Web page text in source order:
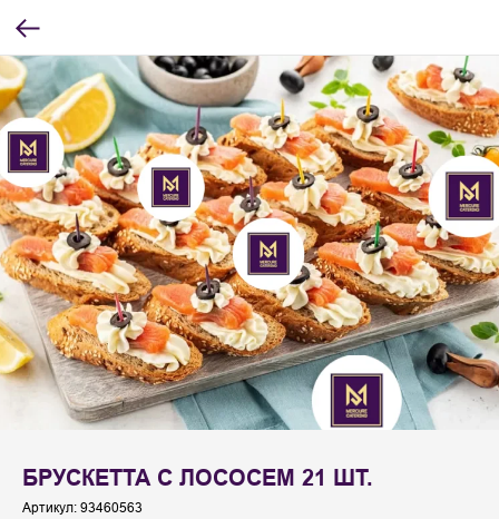
БРУСКЕТТА С ЛОСОСЕМ 21 ШТ.
Артикул: 93460563